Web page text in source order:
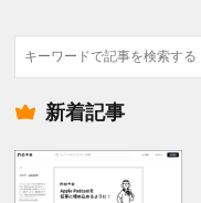
検
索
新着記事